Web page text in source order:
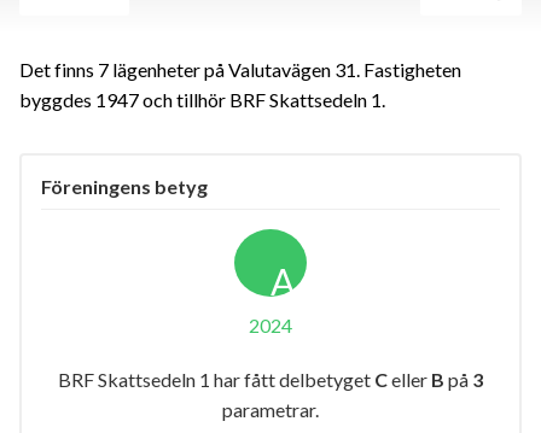
Det finns 7 lägenheter på Valutavägen 31. Fastigheten
byggdes 1947 och tillhör BRF Skattsedeln 1.
Föreningens betyg
A
2024
BRF Skattsedeln 1 har fått delbetyget Celler B på 3
parametrar.